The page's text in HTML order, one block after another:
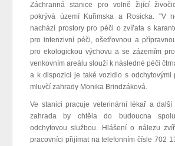
Záchranná stanice pro volně žijící
pokrývá území Kuřimska a Rosicka. "V
nachází prostory pro péči o zvířata s
pro intenzivní péči, ošetřovnou a
pro ekologickou výchovu a se zázemím
venkovním areálu slouží k následné péči
a k dispozici je také vozidlo s odchytovými
mluvčí zahrady Monika Brindzáková.
Ve stanici pracuje veterinární lékař a další
zahrada by chtěla do budoucna
odchytovou službou. Hlášení o nálezu
pracovníci přijímat na telefonním čísle 702